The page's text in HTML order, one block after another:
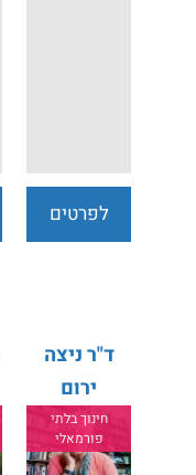
לפרטים
ד"ר ניצה
ירום
חינוך בלתי
פורמאלי